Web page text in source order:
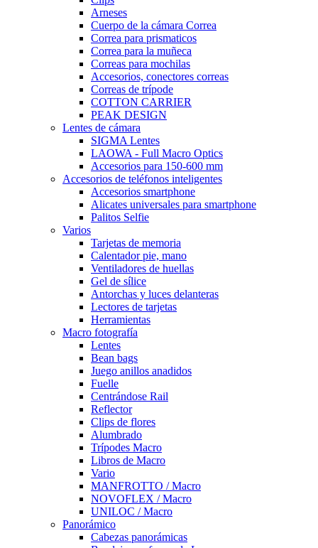
Arneses
Cuerpo de la cámara Correa
Correa para prismaticos
Correa para la muñeca
Correas para mochilas
Accesorios, conectores correas
Correas de trípode
COTTON CARRIER
PEAK DESIGN
Lentes de cámara
SIGMA Lentes
LAOWA - Full Macro Optics
Accesorios para 150-600 mm
Accesorios de teléfonos inteligentes
Accesorios smartphone
Alicates universales para smartphone
Palitos Selfie
Varios
Tarjetas de memoria
Calentador pie, mano
Ventiladores de huellas
Gel de sílice
Antorchas y luces delanteras
Lectores de tarjetas
Herramientas
Macro fotografía
Lentes
Bean bags
Juego anillos anadidos
Fuelle
Centrándose Rail
Reflector
Clips de flores
Alumbrado
Trípodes Macro
Libros de Macro
Vario
MANFROTTO / Macro
NOVOFLEX / Macro
UNILOC / Macro
Panorámico
Cabezas panorámicas